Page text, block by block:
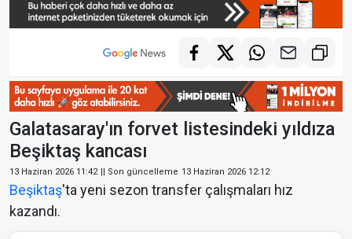
Galatasaray'ın forvet listesindeki yıldıza
Beşiktaş kancası
13 Haziran 2026 11:42 || Son güncelleme 13 Haziran 2026 12:12
Beşiktaş'ta yeni sezon transfer çalışmaları hız
kazandı.